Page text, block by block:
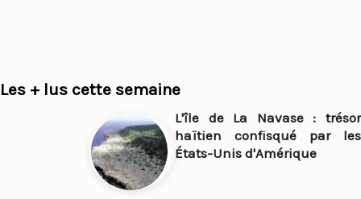
Les + lus cette semaine
L'île de La Navase : trésor
haïtien confisqué par les
États-Unis d'Amérique